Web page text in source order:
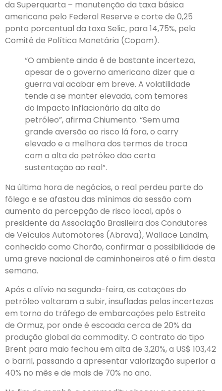
da Superquarta – manutenção da taxa básica
americana pelo Federal Reserve e corte de 0,25
ponto porcentual da taxa Selic, para 14,75%, pelo
Comitê de Política Monetária (Copom).
“O ambiente ainda é de bastante incerteza,
apesar de o governo americano dizer que a
guerra vai acabar em breve. A volatilidade
tende a se manter elevada, com temores
do impacto inflacionário da alta do
petróleo”, afirma Chiumento. “Sem uma
grande aversão ao risco lá fora, o carry
elevado e a melhora dos termos de troca
com a alta do petróleo dão certa
sustentação ao real”.
Na última hora de negócios, o real perdeu parte do
fôlego e se afastou das mínimas da sessão com
aumento da percepção de risco local, após o
presidente da Associação Brasileira dos Condutores
de Veículos Automotores (Abrava), Wallace Landim,
conhecido como Chorão, confirmar a possibilidade de
uma greve nacional de caminhoneiros até o fim desta
semana.
Após o alívio na segunda-feira, as cotações do
petróleo voltaram a subir, insufladas pelas incertezas
em torno do tráfego de embarcações pelo Estreito
de Ormuz, por onde é escoada cerca de 20% da
produção global da commodity. O contrato do tipo
Brent para maio fechou em alta de 3,20%, a US$ 103,42
o barril, passando a apresentar valorização superior a
40% no mês e de mais de 70% no ano.